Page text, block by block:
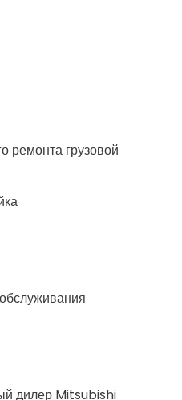
ремонта грузовой
дилер Mitsubishi